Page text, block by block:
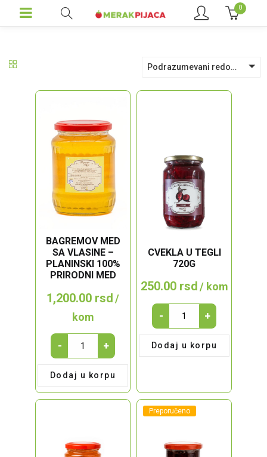
0
Podrazumevani redosled
BAGREMOV MED
SA VLASINE –
PLANINSKI 100%
PRIRODNI MED
1,200.00 rsd/
kom
Bagremov
med
sa
Vlasine
–
med
- +
Dodaj u korpu
CVEKLA U TEGLI
720G
250.00 rsd/ kom
Cvekla
u
tegli
720g
- +
Dodaj u korpu
Preporučeno